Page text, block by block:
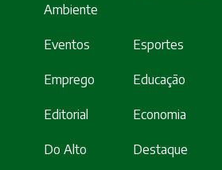
Ambiente
Eventos Esportes
Emprego Educação
Editorial Economia
Do Alto Destaque